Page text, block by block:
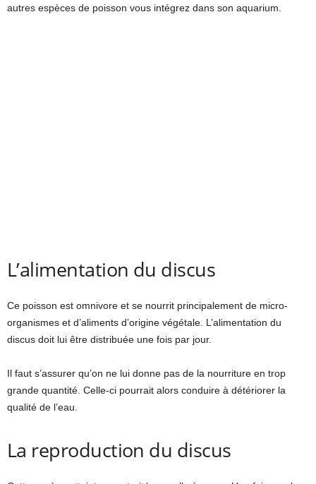
autres espèces de poisson vous intégrez dans son aquarium.
L’alimentation du discus
Ce poisson est omnivore et se nourrit principalement de micro-
organismes et d’aliments d’origine végétale. L’alimentation du
discus doit lui être distribuée une fois par jour.
Il faut s’assurer qu’on ne lui donne pas de la nourriture en trop
grande quantité. Celle-ci pourrait alors conduire à détériorer la
qualité de l’eau.
La reproduction du discus